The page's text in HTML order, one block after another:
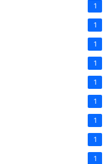
1
1
1
1
1
1
1
1
1